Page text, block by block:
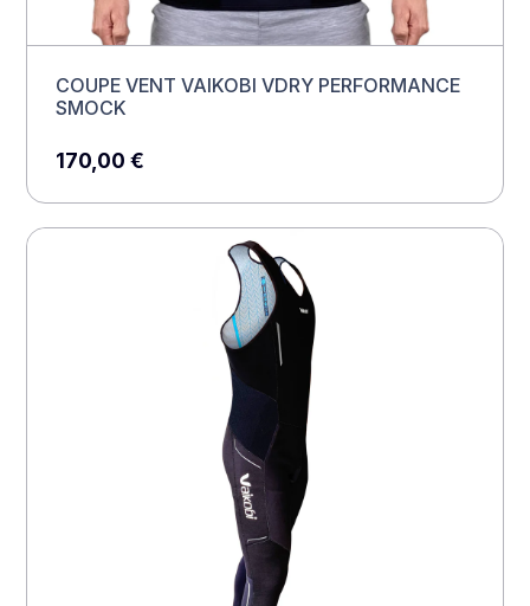
COUPE VENT VAIKOBI VDRY PERFORMANCE
SMOCK
170,00€